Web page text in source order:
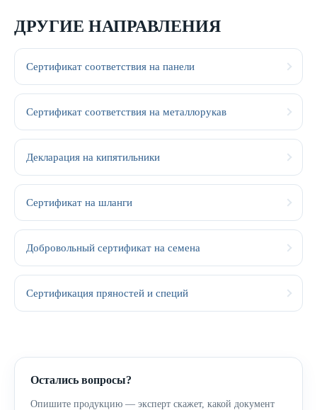
ДРУГИЕ НАПРАВЛЕНИЯ
Сертификат соответствия на панели
Сертификат соответствия на металлорукав
Декларация на кипятильники
Сертификат на шланги
Добровольный сертификат на семена
Сертификация пряностей и специй
Остались вопросы?
Опишите продукцию — эксперт скажет, какой документ